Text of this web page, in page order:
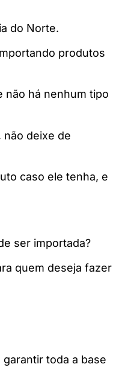
do Norte.
produtos
não há nenhum tipo
não deixe de
caso ele tenha, e
ser importada?
quem deseja fazer
toda a base